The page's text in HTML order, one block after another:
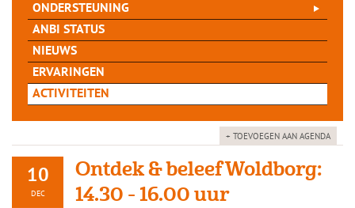
ONDERSTEUNING
ANBI STATUS
NIEUWS
ERVARINGEN
ACTIVITEITEN
10
DEC
Ontdek & beleef Woldborg:
14.30 - 16.00 uur
+ TOEVOEGEN AAN AGENDA